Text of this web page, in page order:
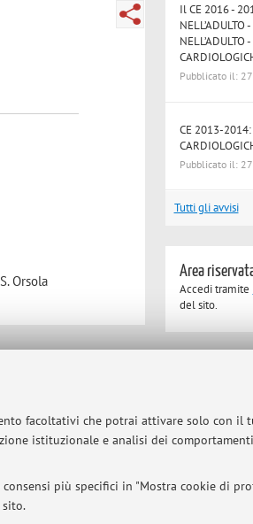
facoltativi che potrai attivare solo con il
istituzionale e analisi dei
più specifici in "Mostra cookie di
sito.
Orsola
Il CE 2016 -
NELL’ADULTO
Pubblicato il:
CE 2013-2014:
Pubblicato il:
Tutti gli avvisi
Area
Accedi tramite
del sito.